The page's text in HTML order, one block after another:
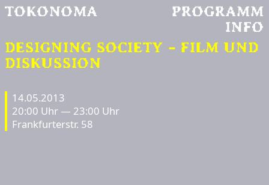
TOKONOMA
PROGRAMM
INFO
DESIGNING SOCIETY – FILM UND
DISKUSSION
14.05.2013
20:00 Uhr — 23:00 Uhr
Frankfurterstr. 58